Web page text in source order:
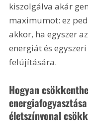
kiszolgálva akár
maximumot: ez
akkor, ha egyszer
energiát és
felújítására.
Hogyan
életszínvonal